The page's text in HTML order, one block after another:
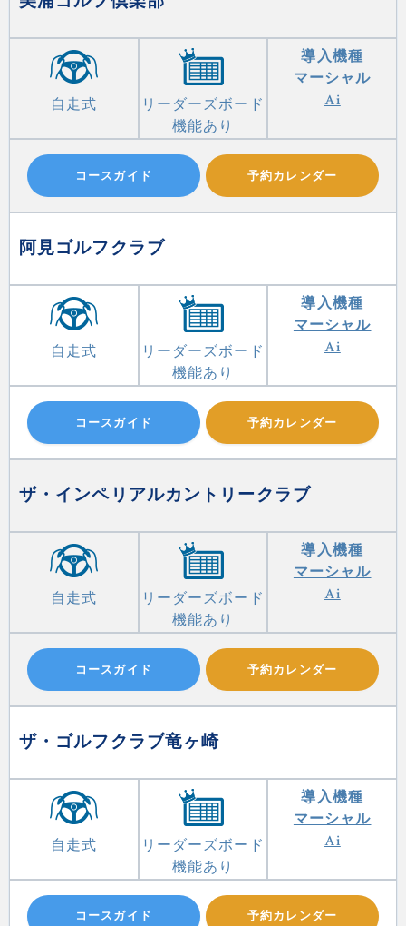
自走式
リーダーズボード
機能あり
導入機種
マーシャル
Ai
コースガイド 予約カレンダー
阿見ゴルフクラブ
自走式
リーダーズボード
機能あり
導入機種
マーシャル
Ai
コースガイド 予約カレンダー
ザ・インペリアルカントリークラブ
自走式
リーダーズボード
機能あり
導入機種
マーシャル
Ai
コースガイド 予約カレンダー
ザ・ゴルフクラブ竜ヶ崎
自走式
リーダーズボード
機能あり
導入機種
マーシャル
Ai
コースガイド 予約カレンダー